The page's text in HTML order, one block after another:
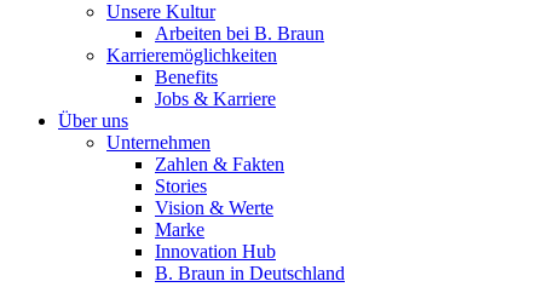
Unsere Kultur
Arbeiten bei B. Braun
Karrieremöglichkeiten
Benefits
Jobs & Karriere
Über uns
Unternehmen
Zahlen & Fakten
Stories
Vision & Werte
Marke
Innovation Hub
B. Braun in Deutschland